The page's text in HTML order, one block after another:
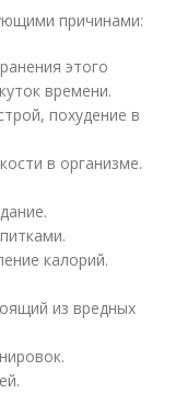
причинами:
этого
времени.
похудение в
в организме.
калорий.
из вредных